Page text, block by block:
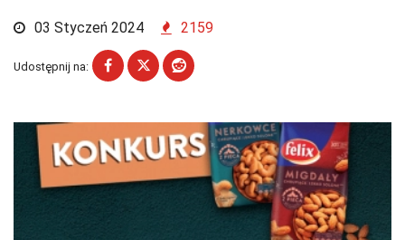
03 Styczeń 2024 2159
Udostępnij na: